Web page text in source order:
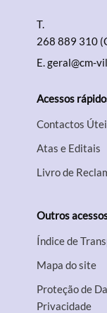
Categorias
Filtros
T.
268 889 310
E.geral@cm-
Acessos
Contactos
Atas e Editais
Livro de
Outros
Índice de
Mapa do site
Proteção de
Privacidade